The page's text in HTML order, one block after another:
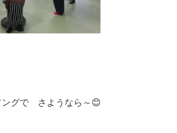
グで さようなら～😊